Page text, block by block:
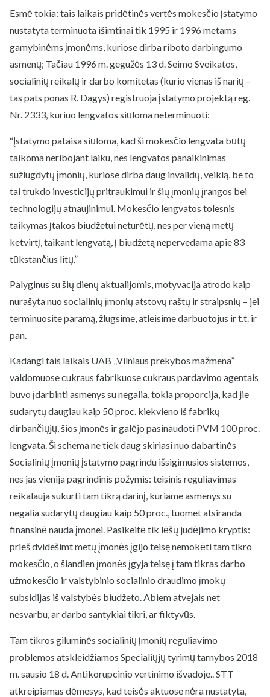
Esmė tokia: tais laikais pridėtinės vertės mokesčio įstatymo
nustatyta terminuota išimtinai tik 1995 ir 1996 metams
gamybinėms įmonėms, kuriose dirba riboto darbingumo
asmenų; Tačiau 1996 m. gegužės 13 d. Seimo Sveikatos,
socialinių reikalų ir darbo komitetas (kurio vienas iš narių –
tas pats ponas R. Dagys) registruoja įstatymo projektą reg.
Nr. 2333, kuriuo lengvatos siūloma neterminuoti:
“Įstatymo pataisa siūloma, kad ši mokesčio lengvata būtų
taikoma neribojant laiku, nes lengvatos panaikinimas
sužlugdytų įmonių, kuriose dirba daug invalidų, veiklą, be to
tai trukdo investicijų pritraukimui ir šių įmonių įrangos bei
technologijų atnaujinimui. Mokesčio lengvatos tolesnis
taikymas įtakos biudžetui neturėtų, nes per vieną metų
ketvirtį, taikant lengvatą, į biudžetą nepervedama apie 83
tūkstančius litų.”
Palyginus su šių dienų aktualijomis, motyvacija atrodo kaip
nurašyta nuo socialinių įmonių atstovų raštų ir straipsnių – jei
terminuosite paramą, žlugsime, atleisime darbuotojus ir t.t. ir
pan.
Kadangi tais laikais UAB „Vilniaus prekybos mažmena”
valdomuose cukraus fabrikuose cukraus pardavimo agentais
buvo įdarbinti asmenys su negalia, tokia proporcija, kad jie
sudarytų daugiau kaip 50 proc. kiekvieno iš fabrikų
dirbančiųjų, šios įmonės ir galėjo pasinaudoti PVM 100 proc.
lengvata. Ši schema ne tiek daug skiriasi nuo dabartinės
Socialinių įmonių įstatymo pagrindu išsigimusios sistemos,
nes jas vienija pagrindinis požymis: teisinis reguliavimas
reikalauja sukurti tam tikrą darinį, kuriame asmenys su
negalia sudarytų daugiau kaip 50 proc., tuomet atsiranda
finansinė nauda įmonei. Pasikeitė tik lėšų judėjimo kryptis:
prieš dvidešimt metų įmonės įgijo teisę nemokėti tam tikro
mokesčio, o šiandien įmonės įgyja teisę į tam tikras darbo
užmokesčio ir valstybinio socialinio draudimo įmokų
subsidijas iš valstybės biudžeto. Abiem atvejais net
nesvarbu, ar darbo santykiai tikri, ar fiktyvūs.
Tam tikros giluminės socialinių įmonių reguliavimo
problemos atskleidžiamos Specialiųjų tyrimų tarnybos 2018
m. sausio 18 d. Antikorupcinio vertinimo išvadoje.. STT
atkreipiamas dėmesys, kad teisės aktuose nėra nustatyta,